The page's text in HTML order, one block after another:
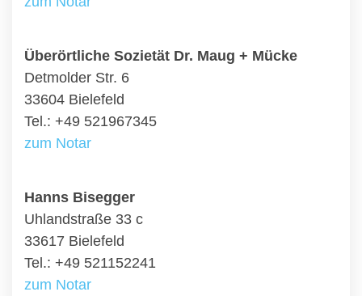
Überörtliche Sozietät Dr. Maug + Mücke
Detmolder Str. 6
33604 Bielefeld
Tel.: +49 521967345
zum Notar
Hanns Bisegger
Uhlandstraße 33 c
33617 Bielefeld
Tel.: +49 521152241
zum Notar